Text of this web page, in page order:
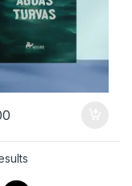
Ordenado por mais